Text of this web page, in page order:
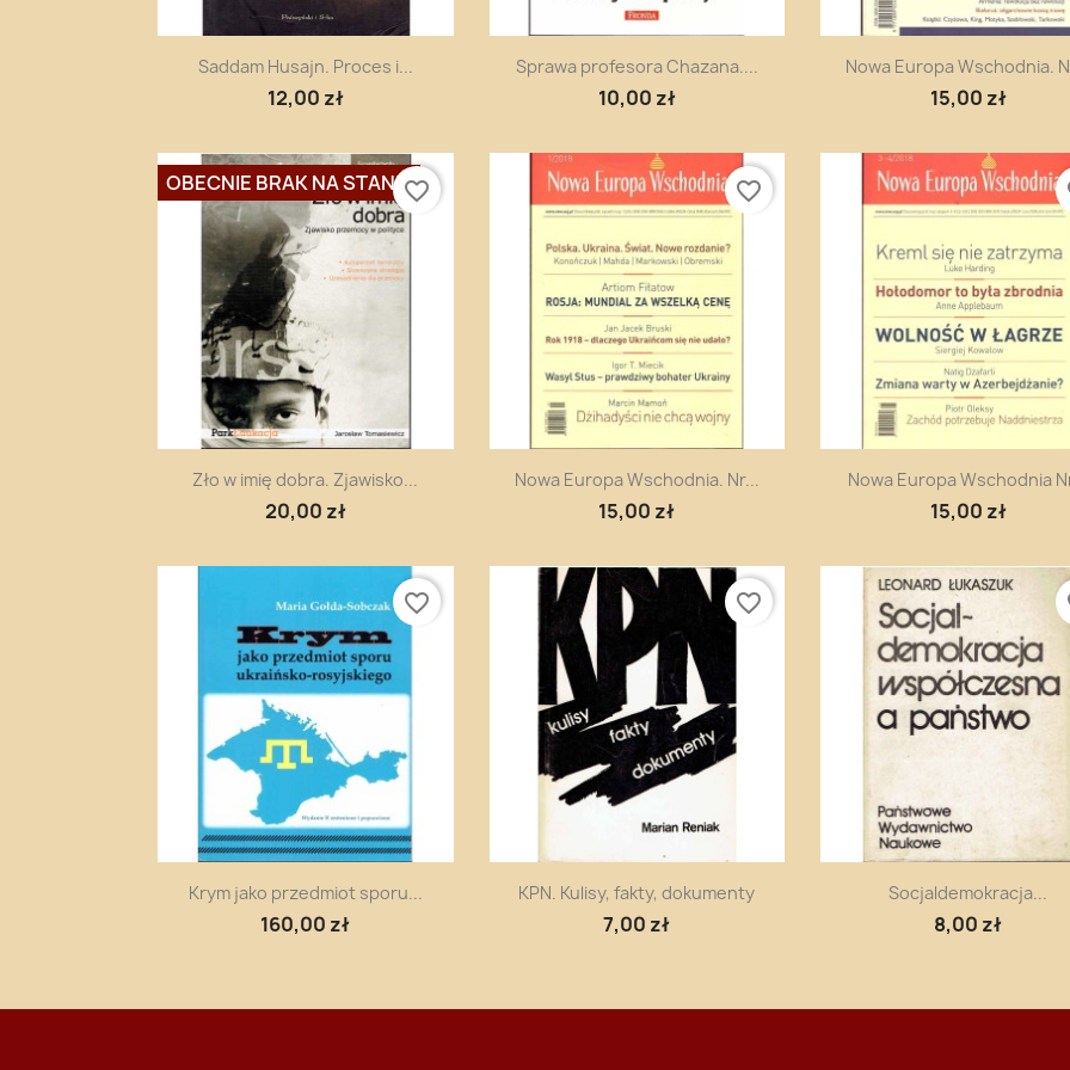
Szybki podgląd
Saddam Husajn. Proces i...
12,00 zł
Szybki podgląd
Sprawa profesora Chazana....
10,00 zł
Szybki podgląd
Nowa Europa Wschodnia.
15,00 zł
Szybki podgląd
Zło w imię dobra. Zjawisko...
20,00 zł
OBECNIE BRAK NA STANIEfavorite_border
Szybki podgląd
Nowa Europa Wschodnia. Nr...
15,00 zł
favorite_border
Szybki podgląd
Nowa Europa Wschodnia
15,00 zł
Szybki podgląd
Krym jako przedmiot sporu...
160,00 zł
favorite_border
Szybki podgląd
KPN. Kulisy, fakty, dokumenty
7,00 zł
favorite_border
Szybki podgląd
Socjaldemokracja...
8,00 zł